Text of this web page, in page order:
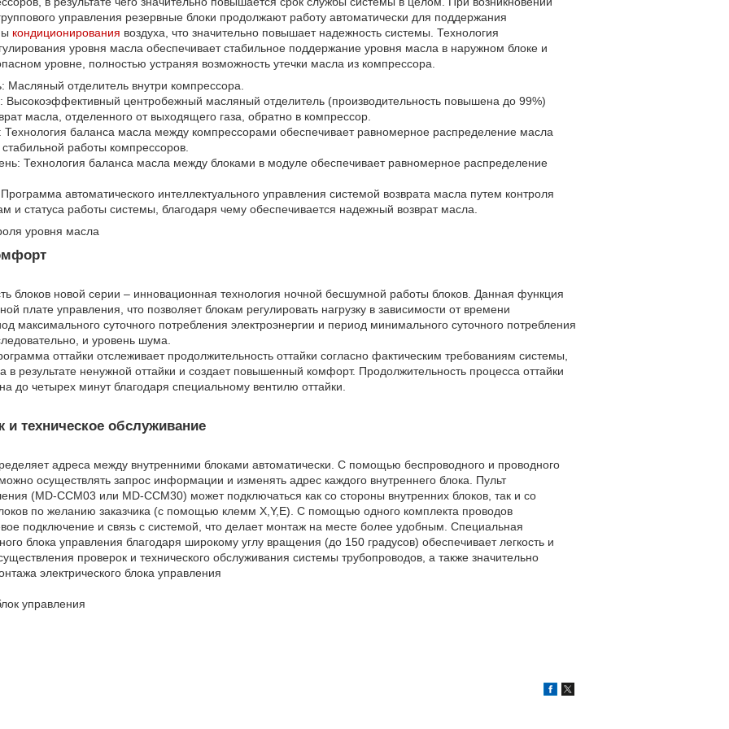
управления резервные блоки продолжают работу автоматически для поддержания
кондиционирования воздуха, что значительно повышает надежность системы. Технология
уровня масла обеспечивает стабильное поддержание уровня масла в наружном блоке и
уровне, полностью устраняя возможность утечки масла из компрессора.
Масляный отделитель внутри компрессора.
Высокоэффективный центробежный масляный отделитель (производительность повышена до 99%)
масла, отделенного от выходящего газа, обратно в компрессор.
Технология баланса масла между компрессорами обеспечивает равномерное распределение масла
работы компрессоров.
Технология баланса масла между блоками в модуле обеспечивает равномерное распределение
автоматического интеллектуального управления системой возврата масла путем контроля
и статуса работы системы, благодаря чему обеспечивается надежный возврат масла.
блоков новой серии – инновационная технология ночной бесшумной работы блоков. Данная функция
плате управления, что позволяет блокам регулировать нагрузку в зависимости от времени
максимального суточного потребления электроэнергии и период минимального суточного потребления
и уровень шума.
оттайки отслеживает продолжительность оттайки согласно фактическим требованиям системы,
в результате ненужной оттайки и создает повышенный комфорт. Продолжительность процесса оттайки
до четырех минут благодаря специальному вентилю оттайки.
техническое обслуживание
адреса между внутренними блоками автоматически. С помощью беспроводного и проводного
осуществлять запрос информации и изменять адрес каждого внутреннего блока. Пульт
(MD-CCM03 или MD-CCM30) может подключаться как со стороны внутренних блоков, так и со
по желанию заказчика (с помощью клемм X,Y,E). С помощью одного комплекта проводов
подключение и связь с системой, что делает монтаж на месте более удобным. Специальная
блока управления благодаря широкому углу вращения (до 150 градусов) обеспечивает легкость и
проверок и технического обслуживания системы трубопроводов, а также значительно
электрического блока управления